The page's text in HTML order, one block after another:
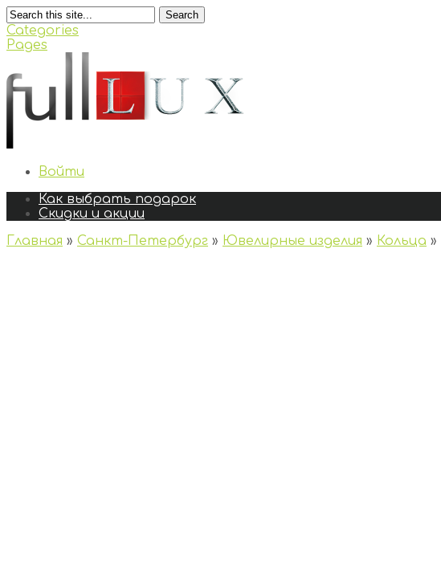
Search
Categories
Pages
Войти
Как выбрать подарок
Скидки и акции
Главная » Санкт-Петербург » Ювелирные изделия » Кольца »